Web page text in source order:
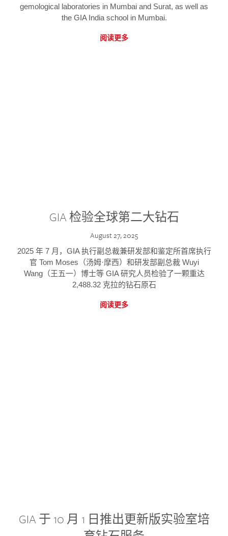
gemological laboratories in Mumbai and Surat, as well as
the GIA India school in Mumbai.
阅读更多
GIA 检验全球第二大钻石
August 27, 2025
2025 年 7 月，GIA 执行副总裁兼研发部和鉴定所首席执行
官 Tom Moses（汤姆·摩西）和研发部副总裁 Wuyi
Wang（王五一）博士等 GIA 研究人员检验了一颗重达
2,488.32 克拉的钻石原石
阅读更多
GIA 于 10 月 1 日推出更新版实验室培